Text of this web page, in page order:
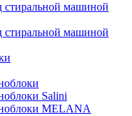
стиральной машиной
стиральной машиной
Salini
MELANA